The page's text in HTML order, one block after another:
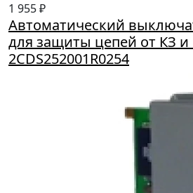
1 955 ₽
Автоматический
для защиты цепей от КЗ и
2CDS252001R0254